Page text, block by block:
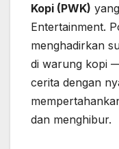
Kopi (PWK)
Entertainment.
menghadirkan
di warung kopi
cerita dengan
dan menghibur.